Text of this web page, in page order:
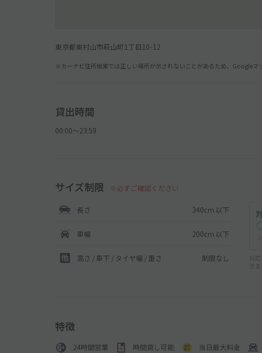
東京都東村山市萩山町1丁目10-12
※カーナビ住所検索では正しい場所が示されないことがあるため、Googleマ
貸出時間
00:00〜23:59
サイズ制限 ※必ずご確認ください
長さ 340cm 以下
車幅 200cm 以下
高さ / 車下 / タイヤ幅 / 重さ 制限なし
対
き
特徴
24時間営業 時間貸し可能 当日最大料金